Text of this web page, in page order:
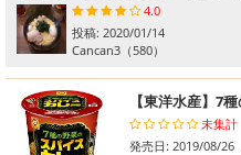
4.0
投稿: 2020/01/14
Cancan3 （580）
【東洋水産】7
未集計
発売日: 2019/08/